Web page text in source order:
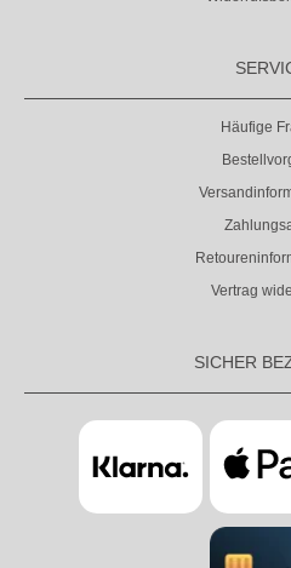
Häufige
Vertrag
SICHER